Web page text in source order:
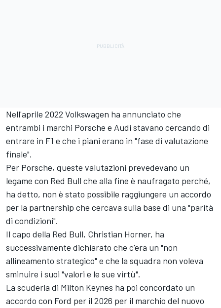
Nell'aprile 2022 Volkswagen ha annunciato che
entrambi i marchi Porsche e Audi stavano cercando di
entrare in F1 e che i piani erano in "fase di valutazione
finale".
Per Porsche, queste valutazioni prevedevano un
legame con Red Bull che alla fine è naufragato perché,
ha detto, non è stato possibile raggiungere un accordo
per la partnership che cercava sulla base di una "parità
di condizioni".
Il capo della Red Bull, Christian Horner, ha
successivamente dichiarato che c'era un "non
allineamento strategico" e che la squadra non voleva
sminuire i suoi "valori e le sue virtù".
La scuderia di Milton Keynes ha poi concordato un
accordo con Ford per il 2026 per il marchio del nuovo